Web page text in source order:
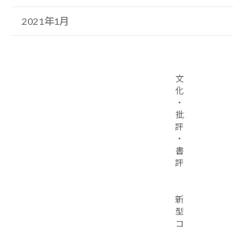
2021年1月
文
化
・
批
評
・
書
評
新
型
コ